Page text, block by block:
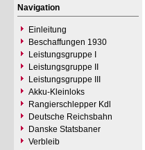
Navigation
Einleitung
Beschaffungen 1930
Leistungsgruppe I
Leistungsgruppe II
Leistungsgruppe III
Akku-Kleinloks
Rangierschlepper Kdl
Deutsche Reichsbahn
Danske Statsbaner
Verbleib